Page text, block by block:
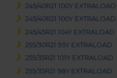
245/40R21 100Y EXTRALOAD
245/40R21 100Y EXTRALOAD
245/45R21 104Y EXTRALOAD
255/30R21 93Y EXTRALOAD
255/35R21 101Y EXTRALOAD
255/35R21 98Y EXTRALOAD